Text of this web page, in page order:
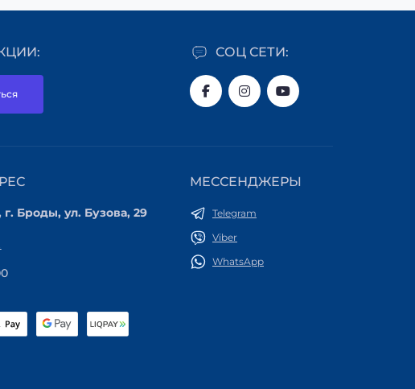
СОЦ СЕТИ:
г. Броды, ул. Бузова, 29
МЕССЕНДЖЕРЫ
Telegram
Viber
WhatsApp